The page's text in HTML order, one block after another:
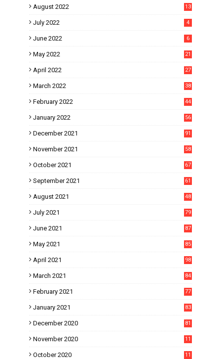
August 2022 13
July 2022 4
June 2022 6
May 2022 21
April 2022 27
March 2022 38
February 2022 44
January 2022 56
December 2021 91
November 2021 58
October 2021 67
September 2021 61
August 2021 48
July 2021 79
June 2021 87
May 2021 85
April 2021 98
March 2021 84
February 2021 77
January 2021 83
December 2020 81
November 2020
11
October 2020 11